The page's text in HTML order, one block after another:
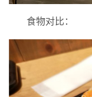
食物对比：